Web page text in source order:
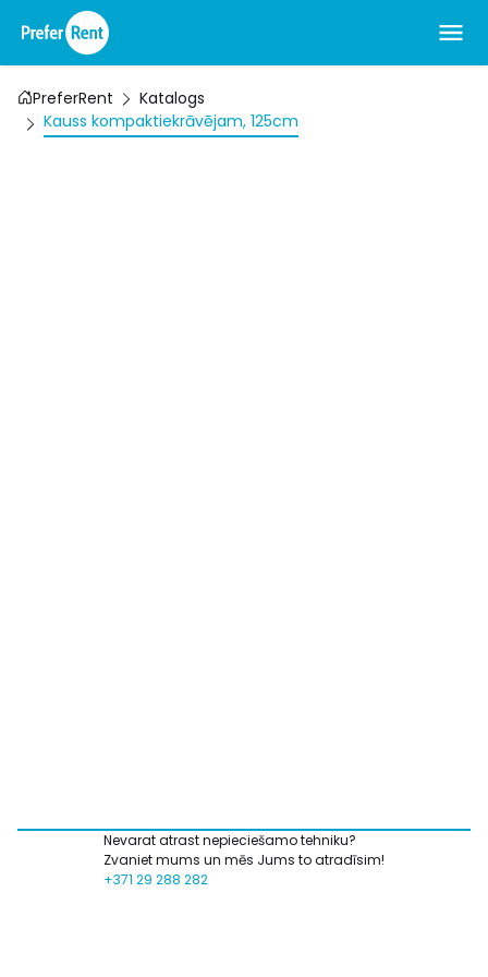
PreferRent
Katalogs
Kauss kompaktiekrāvējam, 125cm
Nevarat atrast nepieciešamo tehniku?
Zvaniet mums un mēs Jums to atradīsim!
+371 29 288 282